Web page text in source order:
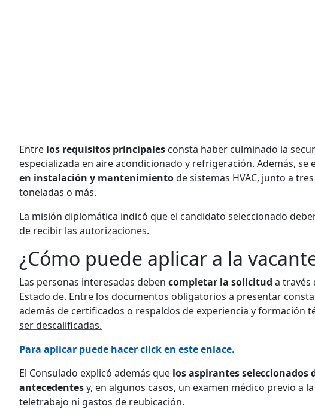
Entre los requisitos principales consta haber culminado la
especializada en aire acondicionado y refrigeración. Además, se
en instalación y mantenimientode sistemas HVAC, junto a
toneladas o más.
La misión diplomática indicó que el candidato seleccionado
de recibir las autorizaciones.
¿Cómo puede aplicar a la
Las personas interesadas deben completar la solicitud a través
Estado de. Entre los documentos obligatorios a presentar
además de certificados o respaldos de experiencia y formación
ser descalificadas.
Para aplicar puede hacer click en este enlace.
El Consulado explicó además que los aspirantes
antecedentesy, en algunos casos, un examen médico previo a
teletrabajo ni gastos de reubicación.